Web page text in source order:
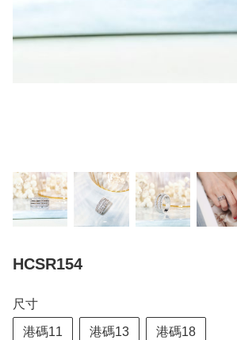
HCSR154
尺寸
港碼11 港碼13 港碼18